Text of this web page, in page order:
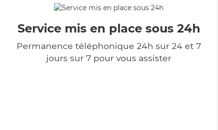
Service mis en place sous 24h
Permanence téléphonique 24h sur 24 et 7
jours sur 7 pour vous assister